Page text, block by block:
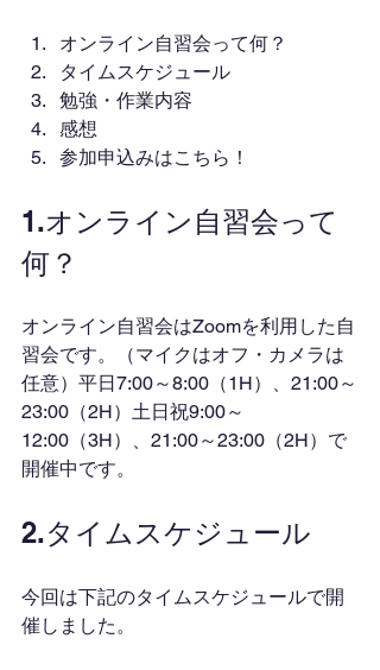
オンライン自習会って何？
タイムスケジュール
勉強・作業内容
感想
参加申込みはこちら！
1.オンライン自習会って
何？
オンライン自習会はZoomを利用した自
習会です。（マイクはオフ・カメラは
任意）平日7:00～8:00（1H）、21:00～
23:00（2H）土日祝9:00～
12:00（3H）、21:00～23:00（2H）で
開催中です。
2.タイムスケジュール
今回は下記のタイムスケジュールで開
催しました。